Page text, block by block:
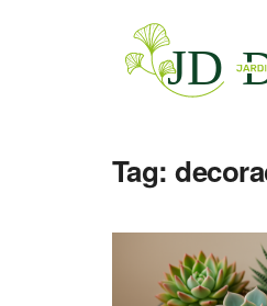
Tag: